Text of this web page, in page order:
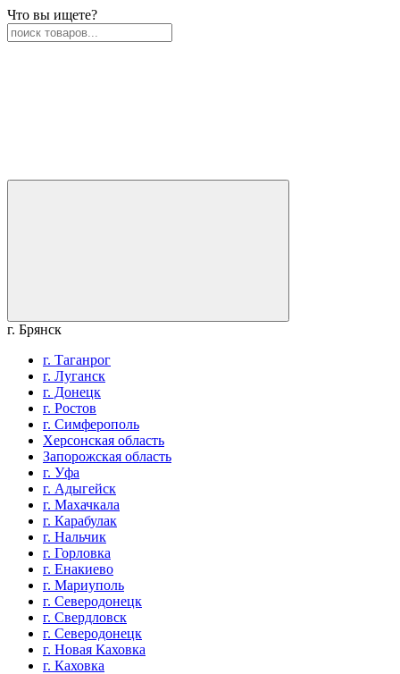
Что вы ищете?
г. Брянск
г. Таганрог
г. Луганск
г. Донецк
г. Ростов
г. Симферополь
Херсонская область
Запорожская область
г. Уфа
г. Адыгейск
г. Махачкала
г. Карабулак
г. Нальчик
г. Горловка
г. Енакиево
г. Мариуполь
г. Северодонецк
г. Свердловск
г. Северодонецк
г. Новая Каховка
г. Каховка